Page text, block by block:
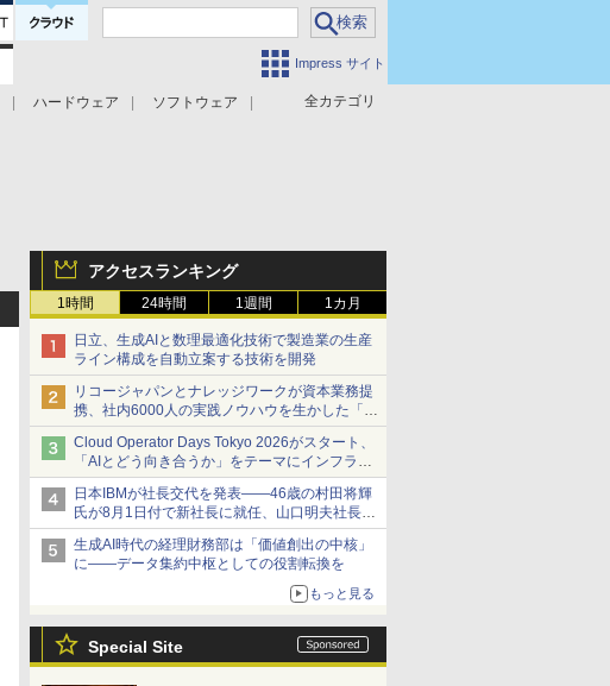
Impress サイト
全カテゴリ
ハードウェア
ソフトウェア
アクセスランキング
1時間 24時間 1週間 1カ月
日立、生成AIと数理最適化技術で製造業の生産
ライン構成を自動立案する技術を開発
リコージャパンとナレッジワークが資本業務提
携、社内6000人の実践ノウハウを生かした「AI
商談記録 for RICOH」を展開へ
Cloud Operator Days Tokyo 2026がスタート、
「AIとどう向き合うか」をテーマにインフラ運
用の知見を集約
日本IBMが社長交代を発表――46歳の村田将輝
氏が8月1日付で新社長に就任、山口明夫社長は
会長へ
生成AI時代の経理財務部は「価値創出の中核」
に――データ集約中枢としての役割転換を
もっと見る
Special Site